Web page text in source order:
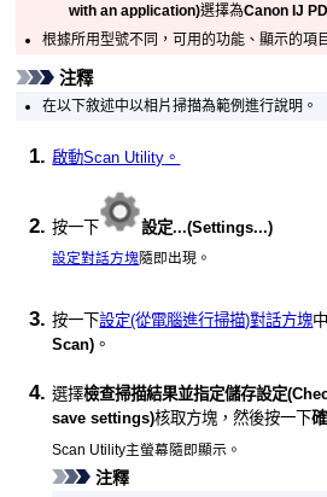
with an application)選擇為Canon IJ
根據所用型號不同，可用的功能、顯示的項
注釋
在以下敘述中以相片掃描為範例進行說明。
啟動Scan Utility 。
按一下 設定...(Settings...)
設定對話方塊 隨即出現。
按一下設定(從電腦進行掃描)對話方塊
Scan) 。
選擇檢查掃描結果並指定儲存設定
save settings)核取方塊，然後按一下
Scan Utility主螢幕隨即顯示。
注釋